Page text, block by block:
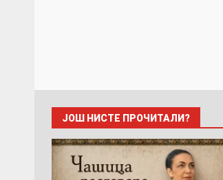
ЈОШ НИСТЕ ПРОЧИТАЛИ?